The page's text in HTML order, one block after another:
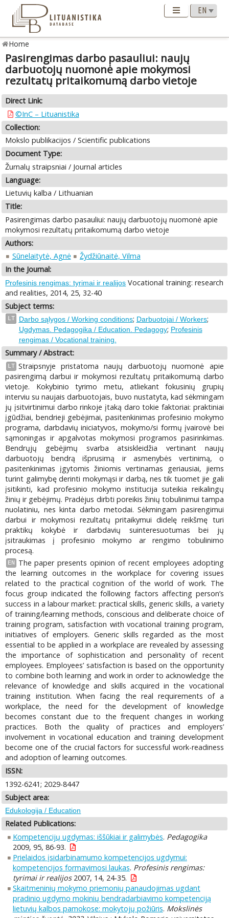
Home
Pasirengimas darbo pasauliui: naujų
darbuotojų nuomonė apie mokymosi
rezultatų pritaikomumą darbo vietoje
Direct Link:
©InC – Lituanistika
Collection:
Mokslo publikacijos / Scientific publications
Document Type:
Žurnalų straipsniai / Journal articles
Language:
Lietuvių kalba / Lithuanian
Title:
Pasirengimas darbo pasauliui: naujų darbuotojų nuomonė apie
mokymosi rezultatų pritaikomumą darbo vietoje
Authors:
Sūnelaitytė, Agnė
Žydžiūnaitė, Vilma
In the Journal:
Profesinis rengimas: tyrimai ir realijos Vocational training: research
and realities, 2014, 25, 32-40
Subject terms:
LT Darbo sąlygos / Working conditions; Darbuotojai / Workers;
Ugdymas. Pedagogika / Education. Pedagogy; Profesinis
rengimas / Vocational training.
Summary / Abstract:
LT Straipsnyje pristatoma naujų darbuotojų nuomonė apie
pasirengimą darbui ir mokymosi rezultatų pritaikomumą darbo
vietoje. Kokybinio tyrimo metu, atliekant fokusinių grupių
interviu su naujais darbuotojais, buvo nustatyta, kad sėkmingam
jų įsitvirtinimui darbo rinkoje įtaką daro tokie faktoriai: praktiniai
įgūdžiai, bendrieji gebėjimai, pasitenkinimas profesinio mokymo
programa, darbdavių iniciatyvos, mokymo/si formų įvairovė bei
sąmoningas ir apgalvotas mokymosi programos pasirinkimas.
Bendrųjų gebėjimų svarba atsiskleidžia vertinant naujų
darbuotojų bendrą išprusimą ir asmenybės vertinimą, o
pasitenkinimas įgytomis žiniomis vertinamas geriausiai, jiems
turint galimybę derinti mokymąsi ir darbą, nes tik tuomet jie gali
įsitikinti, kad profesinio mokymo institucija suteikia reikalingų
žinių ir gebėjimų. Pradėjus dirbti poreikis žinių tobulinimui tampa
nuolatiniu, nes kinta darbo metodai. Sėkmingam pasirengimui
darbui ir mokymosi rezultatų pritaikymui didelę reikšmę turi
praktikų kokybė ir darbdavių suinteresuotumas bei jų
įsitraukimas į profesinio mokymo ar rengimo tobulinimo
procesą.
EN
The paper presents opinion of recent employees adopting
the learning outcomes in the workplace for covering issues
related to the practical cognition of the world of work. The
focus group indicated the following factors affecting person’s
success in a labour market: practical skills, generic skills, a variety
of training/learning methods, conscious and deliberate choice of
training program, satisfaction with vocational training program,
initiatives of employers. Generic skills regarded as the most
essential to be applied in a workplace are revealed by assessing
the importance of sophistication and personality of recent
employees. Employees’ satisfaction is based on the opportunity
to combine both learning and work in order to acknowledge the
relevance of knowledge and skills acquired in the vocational
training institution. When facing the real requirements of a
workplace, the need for the development of knowledge
becomes constant due to the frequent changes in working
practices. Both the quality of practices and employers’
involvement in vocational education and training development
become one of the crucial factors for successful work-readiness
and adoption of learning outcomes.
ISSN:
1392-6241; 2029-8447
Subject area:
Edukologija / Education
Related Publications:
Kompetencijų ugdymas: iššūkiai ir galimybės. Pedagogika
2009, 95, 86-93.
Prielaidos įsidarbinamumo kompetencijos ugdymui:
kompetencijos formavimosi laukas. Profesinis rengimas:
tyrimai ir realijos2007, 14, 24-35.
Skaitmeninių mokymo priemonių panaudojimas ugdant
pradinio ugdymo mokinių bendradarbiavimo kompetenciją
lietuvių kalbos pamokose: mokytojų požiūris. Mokslinės